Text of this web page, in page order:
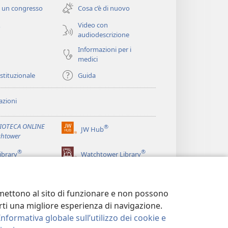
al sito di funzionare e non possono
una migliore esperienza di navigazione.
globale sull’utilizzo dei cookie e
nuova
finestra)
un congresso
Cosa c’è di nuovo
Video con
audiodescrizione
Informazioni per i
medici
Guida
ONLINE
JW Hub®
(apre
nuova
® Watchtower Library®